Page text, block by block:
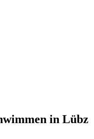
in Lübz